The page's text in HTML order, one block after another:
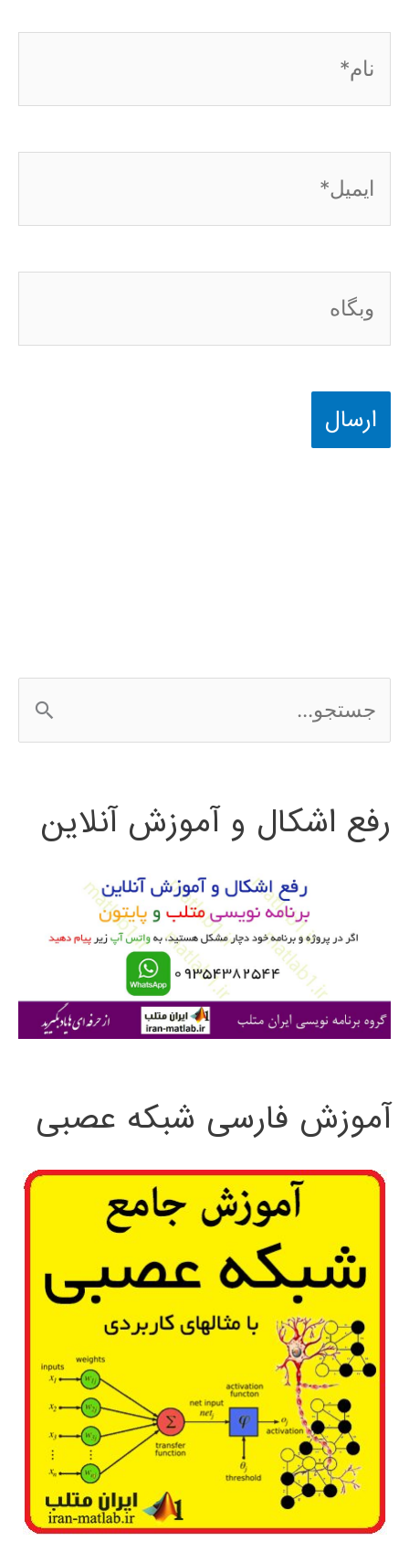
نام*
ایمیل*
وبگاه
س
ج
ی
رفع اشکال و آموزش آنلاین
آموزش فارسی شبکه عصبی